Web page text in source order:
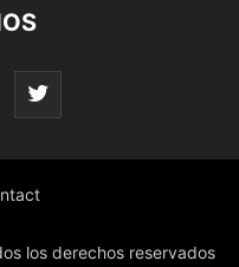
los derechos reservados